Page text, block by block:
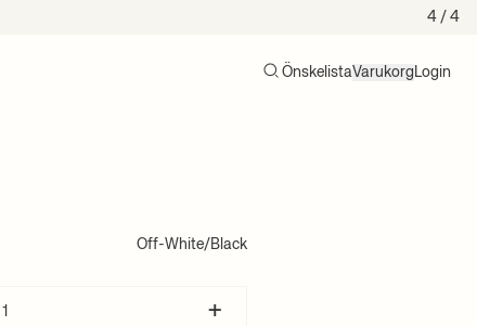
4/ 4
ÖnskelistaVarukorg Login
Off-White/Black
+